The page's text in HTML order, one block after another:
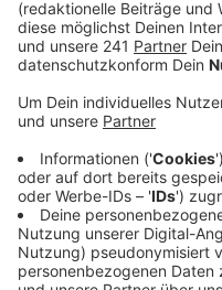
Veröffentlicht:Freitag,
Mitmachen dürfen alle
Alter. Wahllokale gibt
Godesberg, im CVJM
Adenauer-Gymnasium.
normalen Wahl bis 18